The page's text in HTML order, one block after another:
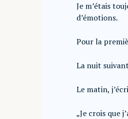
Je m’étais
d’émotions.
Pour la
La nuit
Le matin,
„Je crois que